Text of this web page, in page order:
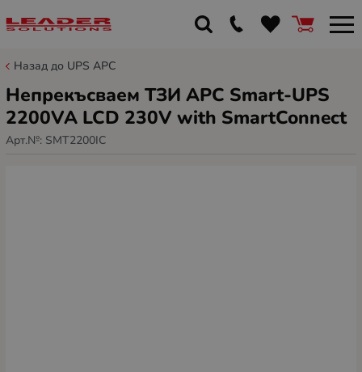
Назад до UPS APC
Непрекъсваем ТЗИ APC Smart-UPS
2200VA LCD 230V with SmartConnect
Арт.№: SMT2200IC